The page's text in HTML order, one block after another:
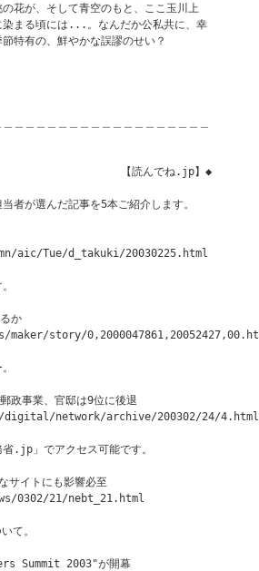
花が、そして青空のもと、ここ玉川上
まる頃には...。なんだか公私共に、幸
特有の、鮮やかな誤謬のせい？
　　　　　 　        【読んでね.jp】◆
者が選んだ記事を5本ご紹介します。
aic/Tue/d_takuki/20030225.html
か
story/
政事業、官邸は9位に後退
network/archive/200302/24/4.html
省.jp」でアクセス可能です。
サイトにも影響必至
0302/21/nebt_21.html
て。
Summit 2003"が開幕